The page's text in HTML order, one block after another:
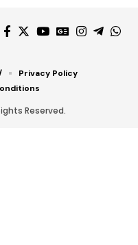
Reserved.
Privacy Policy